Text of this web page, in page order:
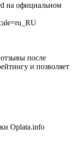
на официальном
после
и позволяет
Oplata.info